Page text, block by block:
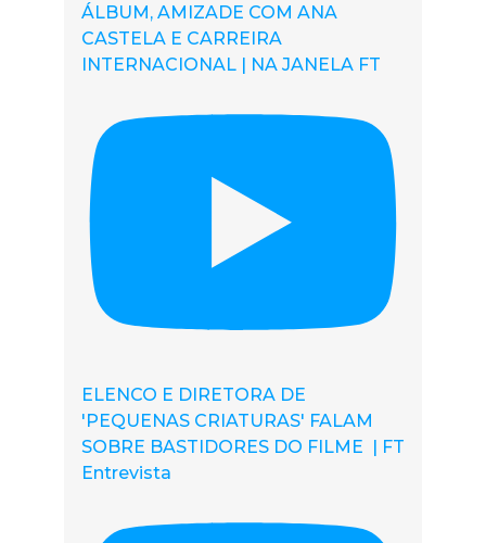
ÁLBUM, AMIZADE COM ANA
CASTELA E CARREIRA
INTERNACIONAL | NA JANELA FT
ELENCO E DIRETORA DE
'PEQUENAS CRIATURAS' FALAM
SOBRE BASTIDORES DO FILME | FT
Entrevista